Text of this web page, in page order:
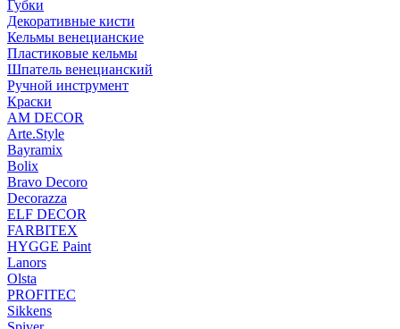
Губки
Декоративные кисти
Кельмы венецианские
Пластиковые кельмы
Шпатель венецианский
Ручной инструмент
Краски
AM DECOR
Arte.Style
Bayramix
Bolix
Bravo Decoro
Decorazza
ELF DECOR
FARBITEX
HYGGE Paint
Lanors
Olsta
PROFITEC
Sikkens